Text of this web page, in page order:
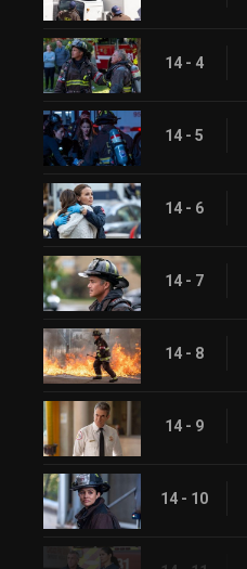
14 - 4
14 - 5
14 - 6
14 - 7
14 - 8
14 - 9
14 - 10